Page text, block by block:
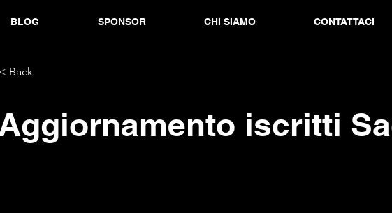
BLOG SPONSOR CHI SIAMO CONTATTACI
< Back
iscritti